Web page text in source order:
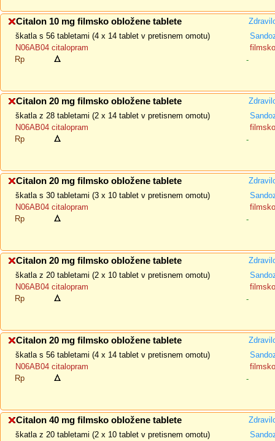
Citalon 10 mg filmsko obložene tablete
škatla s 56 tabletami (4 x 14 tablet v pretisnem omotu)
N06AB04 citalopram
Rp
-
Citalon 20 mg filmsko obložene tablete
škatla z 28 tabletami (2 x 14 tablet v pretisnem omotu)
N06AB04 citalopram
Rp
-
Citalon 20 mg filmsko obložene tablete
škatla s 30 tabletami (3 x 10 tablet v pretisnem omotu)
N06AB04 citalopram
Rp
-
Citalon 20 mg filmsko obložene tablete
škatla z 20 tabletami (2 x 10 tablet v pretisnem omotu)
N06AB04 citalopram
Rp
-
Citalon 20 mg filmsko obložene tablete
škatla s 56 tabletami (4 x 14 tablet v pretisnem omotu)
N06AB04 citalopram
Rp
-
Citalon 40 mg filmsko obložene tablete
škatla z 20 tabletami (2 x 10 tablet v pretisnem omotu)